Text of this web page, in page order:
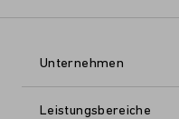
Unternehmen
Leistungsbereiche